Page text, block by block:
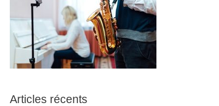
Articles récents